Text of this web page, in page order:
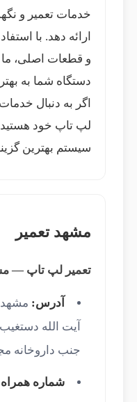
خدمات تعمیر و
ارائه دهد. با
و قطعات اصلی،
دستگاه شما به
اگر به دنبال
لپ تاپ خود
سیستم بهترین
مشهد تعمیر
تعمیر لپ تاپ —
آدرس:
جنب داروخانه
شماره